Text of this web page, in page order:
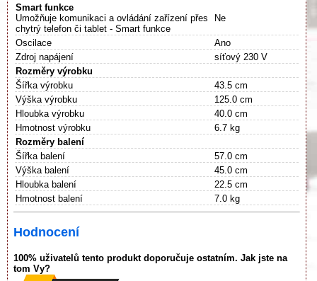
Smart funkce
Umožňuje komunikaci a ovládání zařízení přes
chytrý telefon či tablet - Smart funkce
Ne
Oscilace
Ano
Zdroj napájení
síťový 230 V
Rozměry výrobku
Šířka výrobku
43.5 cm
Výška výrobku
125.0 cm
Hloubka výrobku
40.0 cm
Hmotnost výrobku
6.7 kg
Rozměry balení
Šířka balení
57.0 cm
Výška balení
45.0 cm
Hloubka balení
22.5 cm
Hmotnost balení
7.0 kg
Hodnocení
100% uživatelů tento produkt doporučuje ostatním. Jak jste na
tom Vy?